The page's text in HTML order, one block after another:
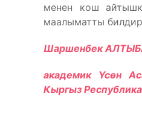
менен кош
маалыматты
Шаршенбек
академик Үсөн
Кыргыз